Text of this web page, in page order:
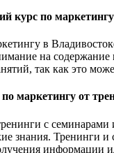
курс по
в
на содержание
так как это
маркетингу от
с
знания. Тренинги
информации